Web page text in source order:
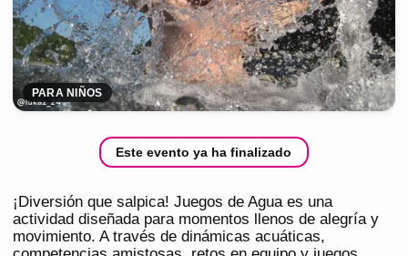
PARA NIÑOS
Este evento ya ha finalizado
¡Diversión que salpica! Juegos de Agua es una
actividad diseñada para momentos llenos de alegría y
movimiento. A través de dinámicas acuáticas,